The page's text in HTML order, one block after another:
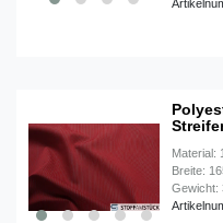
Material:
Breite:
Gewicht: